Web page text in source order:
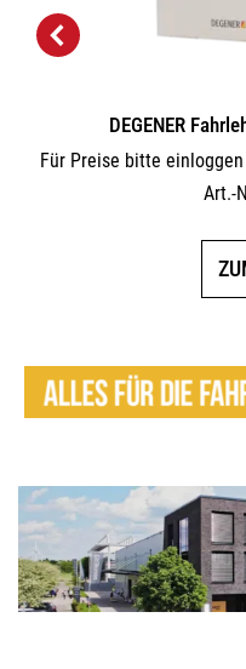
DEGENER
Für Preise bitte einloggen
Art.-